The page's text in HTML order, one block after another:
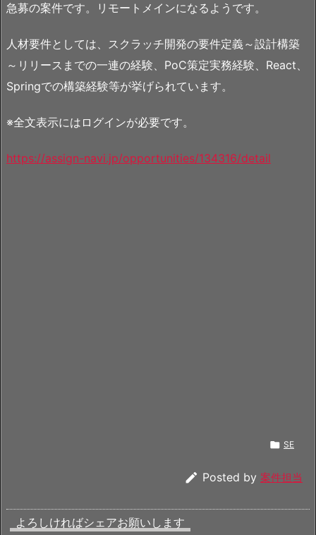
急募の案件です。リモートメインになるようです。
人材要件としては、スクラッチ開発の要件定義～設計構築
～リリースまでの一連の経験、PoC策定実務経験、React、
Springでの構築経験等が挙げられています。
※全文表示にはログインが必要です。
https://assign-navi.jp/opportunities/134316/detail
 SE
 Posted by 案件担当
よろしければシェアお願いします